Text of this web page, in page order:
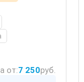
от:7 250руб.